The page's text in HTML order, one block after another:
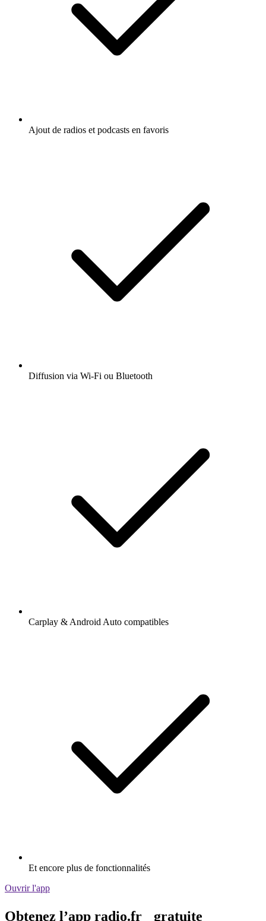
Ajout de radios et podcasts en favoris
Diffusion via Wi-Fi ou Bluetooth
Carplay & Android Auto compatibles
Et encore plus de fonctionnalités
Ouvrir l'app
Obtenez l’app radio.fr gratuite